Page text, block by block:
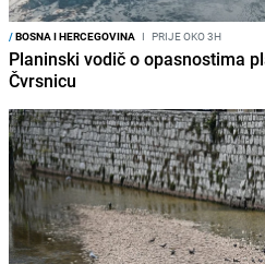
/BOSNA I HERCEGOVINA I PRIJE OKO 3H
Planinski vodič o opasnostima
Čvrsnicu